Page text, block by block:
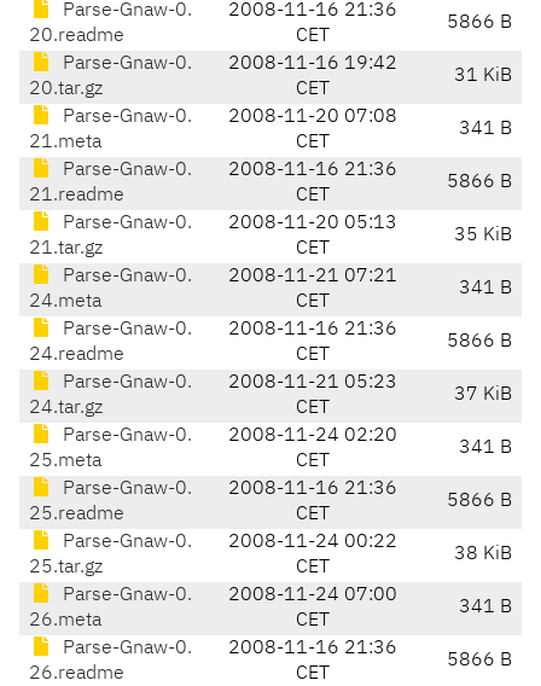
Parse-Gnaw-0.
20.readme
2008-11-16 21:36
CET
5866 B
Parse-Gnaw-0.
20.tar.gz
2008-11-16 19:42
CET
31 KiB
Parse-Gnaw-0.
21.meta
2008-11-20 07:08
CET
341 B
Parse-Gnaw-0.
21.readme
2008-11-16 21:36
CET
5866 B
Parse-Gnaw-0.
21.tar.gz
2008-11-20 05:13
CET
35 KiB
Parse-Gnaw-0.
24.meta
2008-11-21 07:21
CET
341 B
Parse-Gnaw-0.
24.readme
2008-11-16 21:36
CET
5866 B
Parse-Gnaw-0.
24.tar.gz
2008-11-21 05:23
CET
37 KiB
Parse-Gnaw-0.
25.meta
2008-11-24 02:20
CET
341 B
Parse-Gnaw-0.
25.readme
2008-11-16 21:36
CET
5866 B
Parse-Gnaw-0.
25.tar.gz
2008-11-24 00:22
CET
38 KiB
Parse-Gnaw-0.
26.meta
2008-11-24 07:00
CET
341 B
Parse-Gnaw-0.
26.readme
2008-11-16 21:36
CET
5866 B